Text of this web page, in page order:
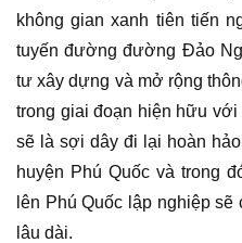
không gian xanh tiên tiến
tuyến đường đường Đảo
tư xây dựng và mở rộng
trong giai đoạn hiện hữu
sẽ là sợi dây đi lại hoàn
huyện Phú Quốc và trong
lên Phú Quốc lập nghiệp
lâu dài.